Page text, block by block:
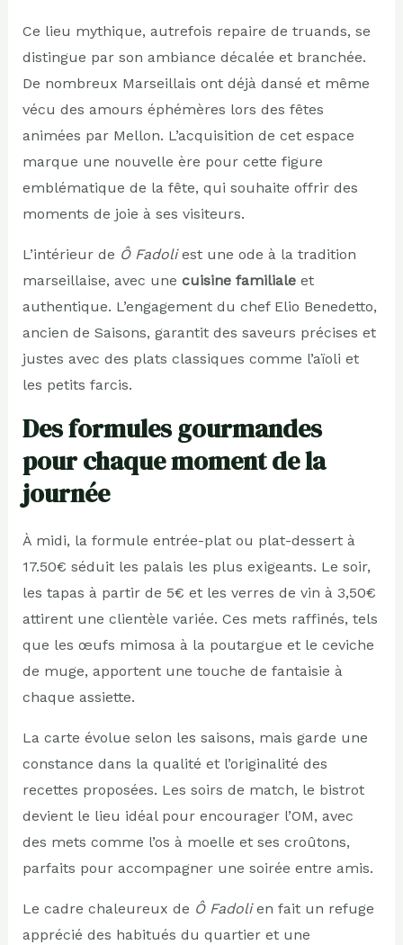
Ce lieu mythique, autrefois repaire de truands, se
distingue par son ambiance décalée et branchée.
De nombreux Marseillais ont déjà dansé et même
vécu des amours éphémères lors des fêtes
animées par Mellon. L’acquisition de cet espace
marque une nouvelle ère pour cette figure
emblématique de la fête, qui souhaite offrir des
moments de joie à ses visiteurs.
L’intérieur de Ô Fadoliest une ode à la tradition
marseillaise, avec une cuisine familialeet
authentique. L’engagement du chef Elio Benedetto,
ancien de Saisons, garantit des saveurs précises et
justes avec des plats classiques comme l’aïoli et
les petits farcis.
Des formules gourmandes
pour chaque moment de la
journée
À midi, la formule entrée-plat ou plat-dessert à
17.50€ séduit les palais les plus exigeants. Le soir,
les tapas à partir de 5€ et les verres de vin à 3,50€
attirent une clientèle variée. Ces mets raffinés, tels
que les œufs mimosa à la poutargue et le ceviche
de muge, apportent une touche de fantaisie à
chaque assiette.
La carte évolue selon les saisons, mais garde une
constance dans la qualité et l’originalité des
recettes proposées. Les soirs de match, le bistrot
devient le lieu idéal pour encourager l’OM, avec
des mets comme l’os à moelle et ses croûtons,
parfaits pour accompagner une soirée entre amis.
Le cadre chaleureux de Ô Fadolien fait un refuge
apprécié des habitués du quartier et une